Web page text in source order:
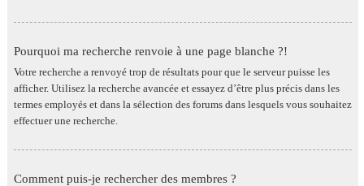
Pourquoi ma recherche renvoie à une page blanche ?!
Votre recherche a renvoyé trop de résultats pour que le serveur puisse les
afficher. Utilisez la recherche avancée et essayez d’être plus précis dans les
termes employés et dans la sélection des forums dans lesquels vous souhaitez
effectuer une recherche.
Comment puis-je rechercher des membres ?